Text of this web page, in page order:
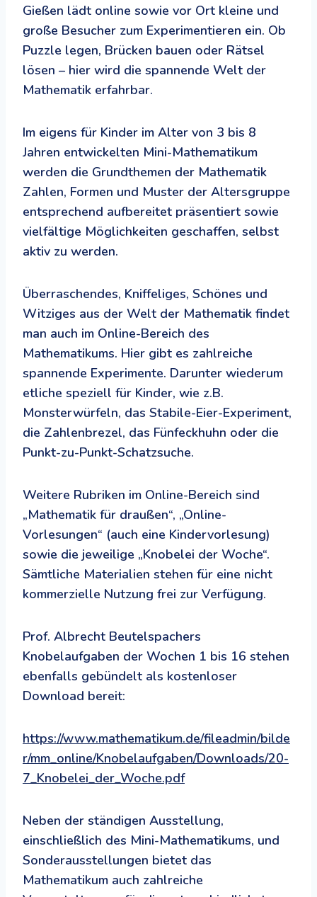
Gießen lädt online sowie vor Ort kleine und
große Besucher zum Experimentieren ein. Ob
Puzzle legen, Brücken bauen oder Rätsel
lösen – hier wird die spannende Welt der
Mathematik erfahrbar.
Im eigens für Kinder im Alter von 3 bis 8
Jahren entwickelten Mini-Mathematikum
werden die Grundthemen der Mathematik
Zahlen, Formen und Muster der Altersgruppe
entsprechend aufbereitet präsentiert sowie
vielfältige Möglichkeiten geschaffen, selbst
aktiv zu werden.
Überraschendes, Kniffeliges, Schönes und
Witziges aus der Welt der Mathematik findet
man auch im Online-Bereich des
Mathematikums. Hier gibt es zahlreiche
spannende Experimente. Darunter wiederum
etliche speziell für Kinder, wie z.B.
Monsterwürfeln, das Stabile-Eier-Experiment,
die Zahlenbrezel, das Fünfeckhuhn oder die
Punkt-zu-Punkt-Schatzsuche.
Weitere Rubriken im Online-Bereich sind
„Mathematik für draußen“, „Online-
Vorlesungen“ (auch eine Kindervorlesung)
sowie die jeweilige „Knobelei der Woche“.
Sämtliche Materialien stehen für eine nicht
kommerzielle Nutzung frei zur Verfügung.
Prof. Albrecht Beutelspachers
Knobelaufgaben der Wochen 1 bis 16 stehen
ebenfalls gebündelt als kostenloser
Download bereit:
https://www.mathematikum.de/fileadmin/bilde
r/mm_online/Knobelaufgaben/Downloads/20-
7_Knobelei_der_Woche.pdf
Neben der ständigen Ausstellung,
einschließlich des Mini-Mathematikums, und
Sonderausstellungen bietet das
Mathematikum auch zahlreiche